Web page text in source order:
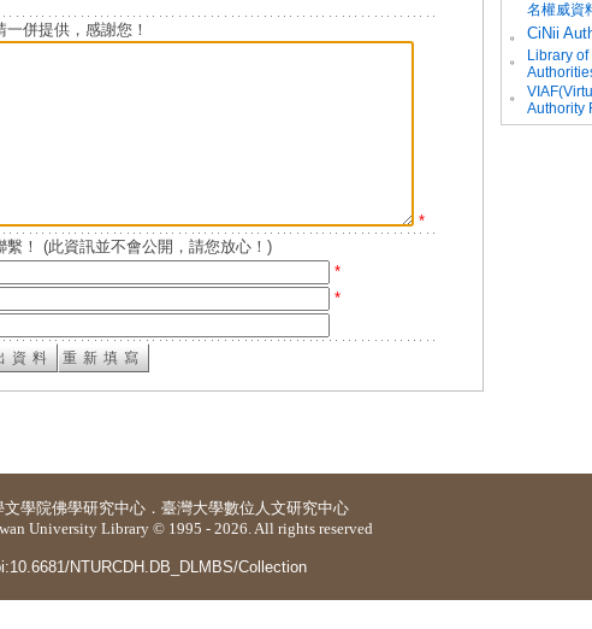
併提供，感謝您！
*
！ (此資訊並不會公開，請您放心！)
*
*
名權威資
。
CiNii
。
Library
。
Authority
文學院佛學研究中心 ． 臺灣大學數位人文研究中心
University Library © 1995 - 2026. All rights reserved
NTURCDH.DB_DLMBS/Collection